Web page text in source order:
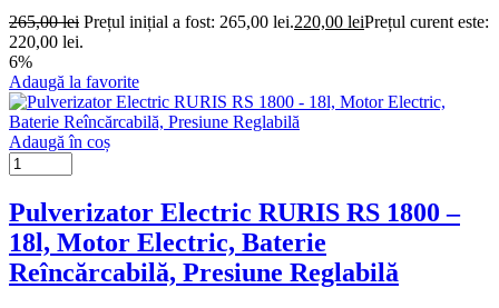
265,00lei Prețul inițial a fost: 265,00 lei.220,00 leiPrețul curent este:
220,00 lei.
6%
Adaugă la favorite
Adaugă în coș
Pulverizator Electric RURIS RS 1800 –
18l, Motor Electric, Baterie
Reîncărcabilă, Presiune Reglabilă